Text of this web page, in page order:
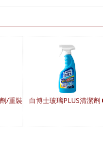
/重裝 白博士玻璃PLUS清潔劑